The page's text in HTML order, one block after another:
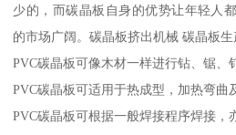
少的，而碳晶板自身的优势让年轻人
的市场广阔。碳晶板挤出机械 碳晶板生
PVC碳晶板可像木材一样进行钻、锯、
PVC碳晶板可适用于热成型，加热弯曲
PVC碳晶板可根据一般焊接程序焊接，